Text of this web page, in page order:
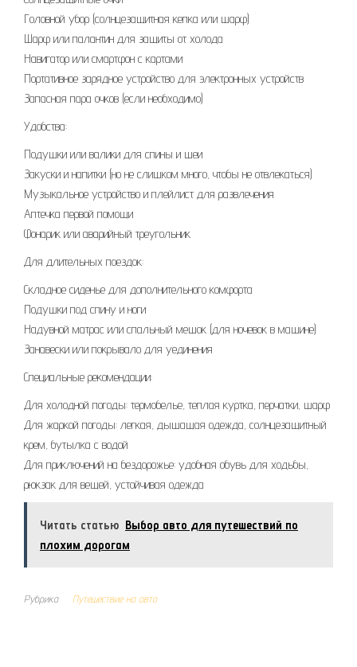
Головной убор (солнцезащитная кепка или шарф)
Шарф или палантин для защиты от холода
Навигатор или смартфон с картами
Портативное зарядное устройство для электронных устройств
Запасная пара очков (если необходимо)
Удобства:
Подушки или валики для спины и шеи
Закуски и напитки (но не слишком много, чтобы не отвлекаться)
Музыкальное устройство и плейлист для развлечения
Аптечка первой помощи
Фонарик или аварийный треугольник
Для длительных поездок:
Складное сиденье для дополнительного комфорта
Подушки под спину и ноги
Надувной матрас или спальный мешок (для ночевок в машине)
Занавески или покрывало для уединения
Специальные рекомендации:
Для холодной погоды: термобелье, теплая куртка, перчатки, шарф
Для жаркой погоды: легкая, дышащая одежда, солнцезащитный
крем, бутылка с водой
Для приключений на бездорожье: удобная обувь для ходьбы,
рюкзак для вещей, устойчивая одежда
Читать статью Выбор авто для путешествий по
плохим дорогам
Рубрика Путешествие на авто